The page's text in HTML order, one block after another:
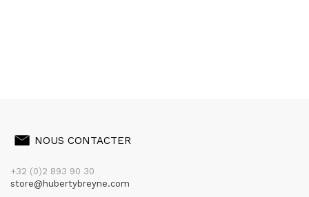
NOUS CONTACTER
+32 (0)2 893 90 30
store@hubertybreyne.com